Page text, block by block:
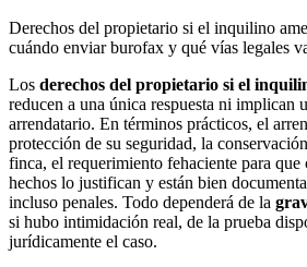
Derechos del propietario si el inquilino
cuándo enviar burofax y qué vías legales
Los derechos del propietario si el
reducen a una única respuesta ni implican
arrendatario. En términos prácticos, el
protección de su seguridad, la
finca, el requerimiento fehaciente para que
hechos lo justifican y están bien
incluso penales. Todo dependerá de la
si hubo intimidación real, de la prueba
jurídicamente el caso.